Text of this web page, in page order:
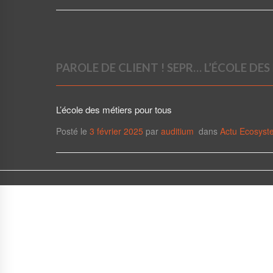
PAROLE DE CLIENT ! SEPR… L’ÉCOLE
L’école des métiers pour tous
Posté le 3 février 2025 par auditium dans Actu